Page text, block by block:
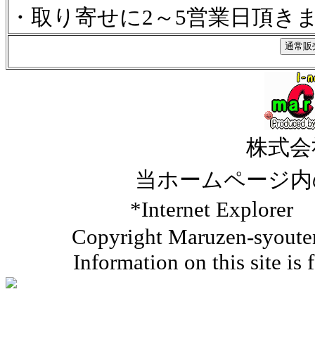
・取り寄せに2～5営業日頂き
株式
当ホームページ
*Internet Explorer
Copyright Maruzen-
Information on this site is